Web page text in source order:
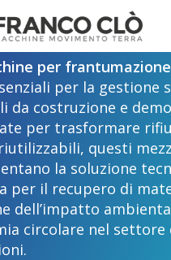
e
per
per la gestione
da costruzione e
per trasformare
questi
la soluzione
per il recupero di
dell’impatto
circolare nel settore